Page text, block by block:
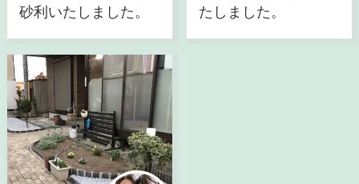
砂利いたしました。
たしました。